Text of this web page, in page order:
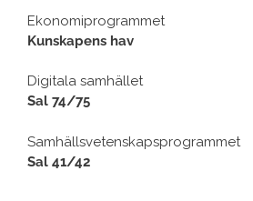
Ekonomiprogrammet
Kunskapens hav
Digitala samhället
Sal 74/75
Samhällsvetenskapsprogrammet
Sal 41/42